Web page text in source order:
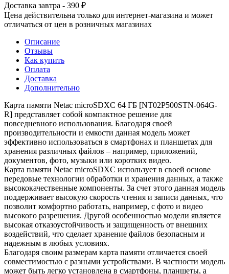
Доставка завтра - 390 ₽
Цена действительна только для интернет-магазина и может
отличаться от цен в розничных магазинах
Описание
Отзывы
Как купить
Оплата
Доставка
Дополнительно
Карта памяти Netac microSDXC 64 ГБ [NT02P500STN-064G-
R] представляет собой компактное решение для
повседневного использования. Благодаря своей
производительности и емкости данная модель может
эффективно использоваться в смартфонах и планшетах для
хранения различных файлов – например, приложений,
документов, фото, музыки или коротких видео.
Карта памяти Netac microSDXC использует в своей основе
передовые технологии обработки и хранения данных, а также
высококачественные компоненты. За счет этого данная модель
поддерживает высокую скорость чтения и записи данных, что
позволит комфортно работать, например, с фото и видео
высокого разрешения. Другой особенностью модели является
высокая отказоустойчивость и защищенность от внешних
воздействий, что сделает хранение файлов безопасным и
надежным в любых условиях.
Благодаря своим размерам карта памяти отличается своей
совместимостью с разными устройствами. В частности модель
может быть легко установлена в смартфоны, планшеты, а